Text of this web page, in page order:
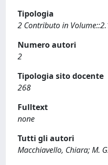
Tipologia
2 Contributo in
Numero autori
2
Tipologia sito docente
268
Fulltext
none
Tutti gli autori
Macchiavello, Chiara; M.